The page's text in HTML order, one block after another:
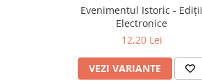
Evenimentul istoric - editii
Evenimentul Istoric - Ediții
Electronice
12,20 Lei
VEZI VARIANTE